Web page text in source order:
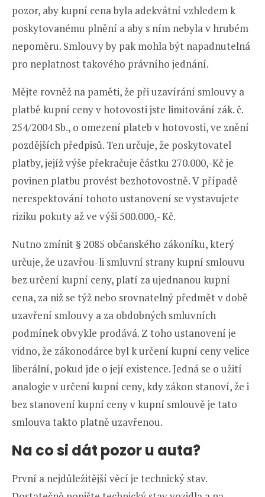
pozor, aby kupní cena byla adekvátní vzhledem k
poskytovanému plnění a aby s ním nebyla v hrubém
nepoměru. Smlouvy by pak mohla být napadnutelná
pro neplatnost takového právního jednání.
Mějte rovněž na paměti, že při uzavírání smlouvy a
platbě kupní ceny v hotovosti jste limitování zák. č.
254/2004 Sb., o omezení plateb v hotovosti, ve znění
pozdějších předpisů. Ten určuje, že poskytovatel
platby, jejíž výše překračuje částku 270.000,-Kč je
povinen platbu provést bezhotovostně. V případě
nerespektování tohoto ustanovení se vystavujete
riziku pokuty až ve výši 500.000,- Kč.
Nutno zmínit § 2085 občanského zákoníku, který
určuje, že uzavřou-li smluvní strany kupní smlouvu
bez určení kupní ceny, platí za ujednanou kupní
cena, za niž se týž nebo srovnatelný předmět v době
uzavření smlouvy a za obdobných smluvních
podmínek obvykle prodává. Z toho ustanovení je
vidno, že zákonodárce byl k určení kupní ceny velice
liberální, pokud jde o její existence. Jedná se o užití
analogie v určení kupní ceny, kdy zákon stanoví, že i
bez stanovení kupní ceny v kupní smlouvě je tato
smlouva takto platně uzavřenou.
Na co si dát pozor u auta?
První a nejdůležitější věcí je technický stav.